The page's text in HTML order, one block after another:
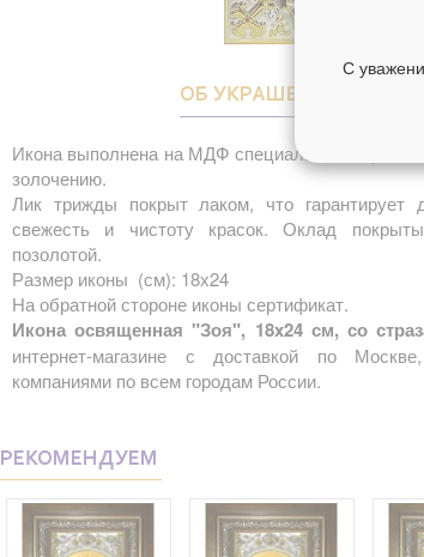
ОБ УКРАШЕНИИ
Икона выполнена на МДФ специальными
золочению.
Лик трижды покрыт лаком, что гарантирует
свежесть и чистоту красок. Оклад
позолотой.
Размер иконы (см): 18х24
На обратной стороне иконы сертификат.
Икона освященная "Зоя", 18x24 см, со
интернет-магазине с доставкой по
компаниями по всем городам России.
РЕКОМЕНДУЕМ
С